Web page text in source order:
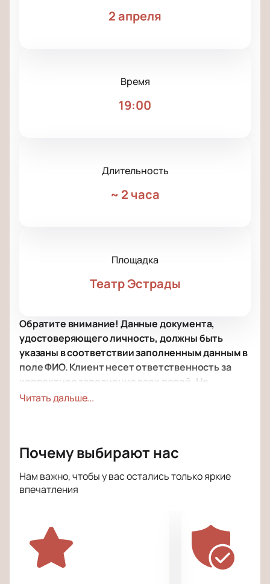
2 апреля
Время
19:00
Длительность
~ 2 часа
Площадка
Театр Эстрады
Обратите внимание! Данные документа,
удостоверяющего личность, должны быть
указаны в соответствии заполненным данным в
поле ФИО. Клиент несет ответственность за
корректное заполнение всех полей. Не
забудьте взять документ с собой!
Режиссёр:Борис Мильграм.
Щербаков.
в Москве
Купить билеты на спектакль «Свободная пара» —
это шанс посетить одну из популярных
Читать дальше...
Почему выбирают нас
Нам важно, чтобы у вас остались только яркие
впечатления